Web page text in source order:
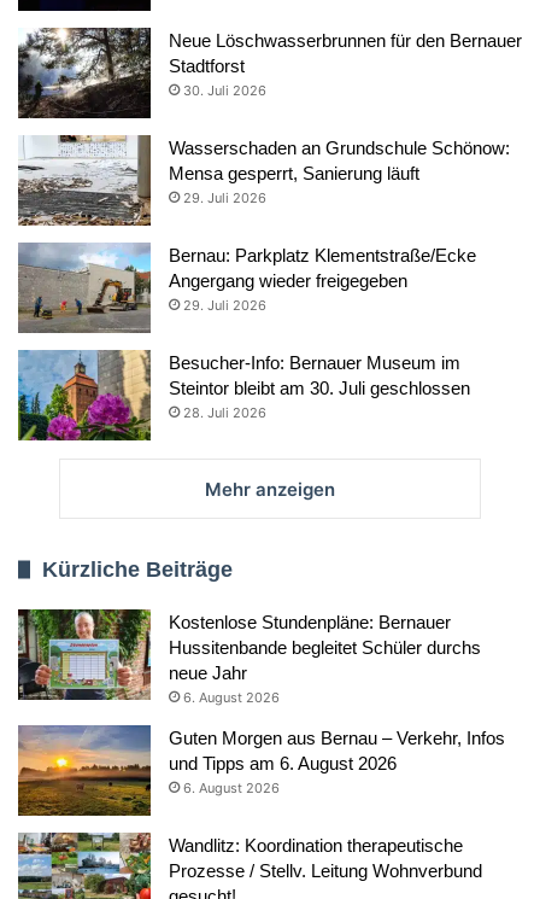
Neue Löschwasserbrunnen für den Bernauer
Stadtforst
30. Juli 2026
Wasserschaden an Grundschule Schönow:
Mensa gesperrt, Sanierung läuft
29. Juli 2026
Bernau: Parkplatz Klementstraße/Ecke
Angergang wieder freigegeben
29. Juli 2026
Besucher-Info: Bernauer Museum im
Steintor bleibt am 30. Juli geschlossen
28. Juli 2026
Mehr anzeigen
Kürzliche Beiträge
Kostenlose Stundenpläne: Bernauer
Hussitenbande begleitet Schüler durchs
neue Jahr
6. August 2026
Guten Morgen aus Bernau – Verkehr, Infos
und Tipps am 6. August 2026
6. August 2026
Wandlitz: Koordination therapeutische
Prozesse / Stellv. Leitung Wohnverbund